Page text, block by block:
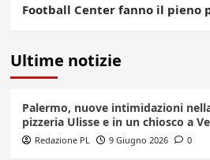
Football Center fanno il pieno
Ultime notizie
Palermo, nuove intimidazioni
pizzeria Ulisse e in un chiosco a
Redazione PL 9 Giugno 2026 0